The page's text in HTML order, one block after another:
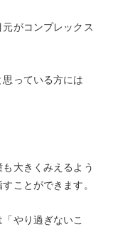
がコンプレックス
っている方には
大きくみえるよう
ことができます。
やり過ぎないこ